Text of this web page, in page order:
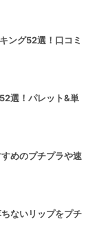
ング52選！口コミ
選！パレット&単
めのプチプラや速
ないリップをプチ